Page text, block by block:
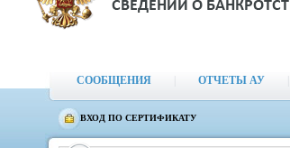
ВХОД ПО СЕРТИФИКАТУ
СООБЩЕНИЯ ОТЧЕТЫ АУ